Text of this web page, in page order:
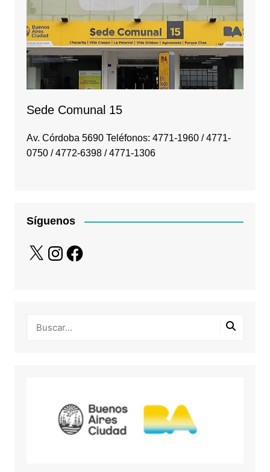
Sede Comunal 15
Av. Córdoba 5690 Teléfonos: 4771-1960 / 4771-
0750 / 4772-6398 / 4771-1306
Síguenos
X InstagramFacebook